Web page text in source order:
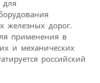
для
железных дорог.
применения в
и механических
российский